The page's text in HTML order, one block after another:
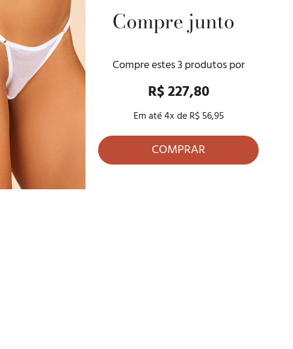
G
Compre junto
Compre estes3produtos por
R$ 227,80
Em até4x deR$ 56,95
COMPRAR